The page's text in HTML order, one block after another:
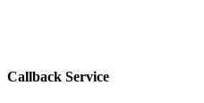
Callback Service